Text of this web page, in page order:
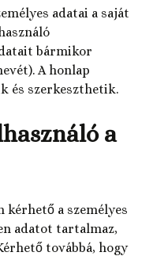
adatai a saját
bármikor
A honlap
és szerkeszthetik.
a
kérhető a személyes
adatot tartalmaz,
továbbá, hogy